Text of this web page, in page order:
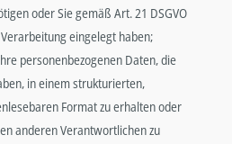
oder Sie gemäß Art. 21 DSGVO
eingelegt haben;
personenbezogenen Daten, die
in einem strukturierten,
Format zu erhalten oder
anderen Verantwortlichen zu